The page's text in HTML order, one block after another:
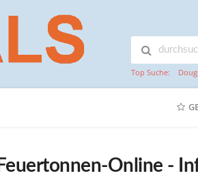
Top Suche:
Feuertonnen-Online -